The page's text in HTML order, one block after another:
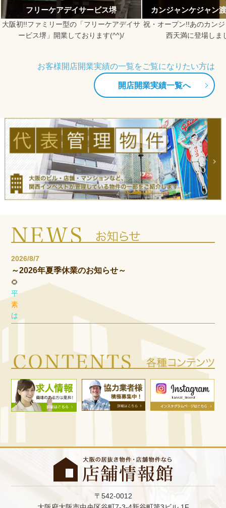
堺
ケアデイサ
す(^^)/
カンジャンケジャン渡 大阪西天満店
祝・オープン!!あのカンジャンケジャン渡が
西天満に登場しました(*´ω｀)
最新設備
を。「
お客様開店開業実績の一覧をご覧になりたい方は
開店開業実績一覧へ
2026/8/7
～2026年夏季休業のお知らせ～
🌻
平
素
は
ご
愛
顧
を
賜
く
〒542-0012